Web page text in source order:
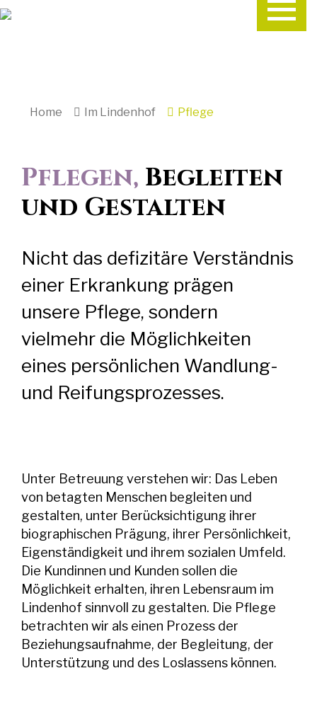
Home Im Lindenhof Pflege
Pflegen, Begleiten
und Gestalten
Nicht das defizitäre Verständnis
einer Erkrankung prägen
unsere Pflege, sondern
vielmehr die Möglichkeiten
eines persönlichen Wandlung-
und Reifungsprozesses.
Unter Betreuung verstehen wir: Das Leben
von betagten Menschen begleiten und
gestalten, unter Berücksichtigung ihrer
biographischen Prägung, ihrer Persönlichkeit,
Eigenständigkeit und ihrem sozialen Umfeld.
Die Kundinnen und Kunden sollen die
Möglichkeit erhalten, ihren Lebensraum im
Lindenhof sinnvoll zu gestalten. Die Pflege
betrachten wir als einen Prozess der
Beziehungsaufnahme, der Begleitung, der
Unterstützung und des Loslassens können.